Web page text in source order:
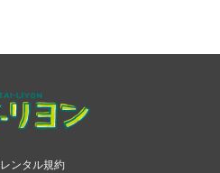
レンタル規約